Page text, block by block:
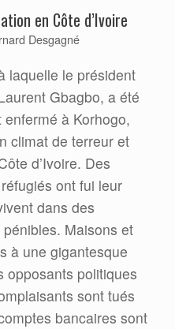
en Côte d’Ivoire
Desgagné
laquelle le président
Gbagbo, a été
à Korhogo,
climat de terreur et
d’Ivoire. Des
ont fui leur
dans des
Maisons et
à une gigantesque
opposants politiques
sont tués
bancaires sont